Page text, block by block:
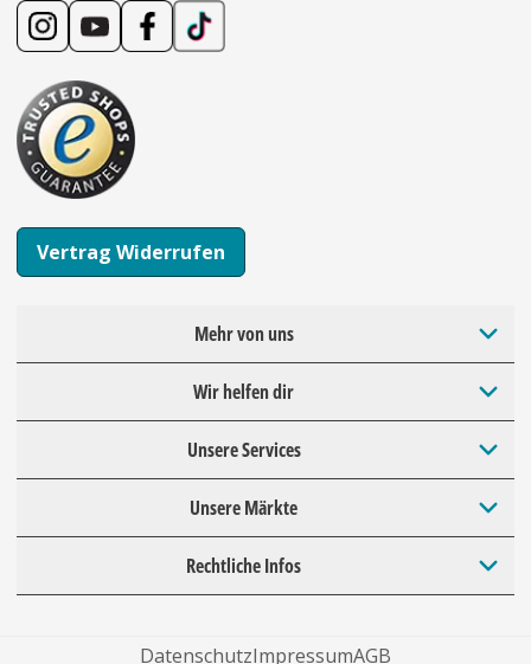
Vertrag Widerrufen
Mehr von uns
Wir helfen dir
Unsere Services
Unsere Märkte
Rechtliche Infos
DatenschutzImpressumAGB